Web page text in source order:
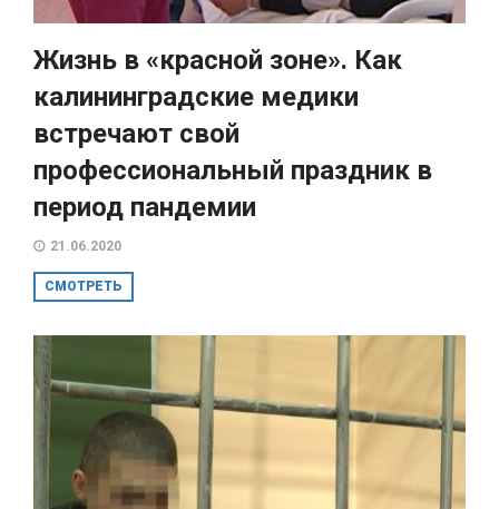
Жизнь в «красной зоне». Как
калининградские медики
встречают свой
профессиональный праздник в
период пандемии
21.06.2020
СМОТРЕТЬ